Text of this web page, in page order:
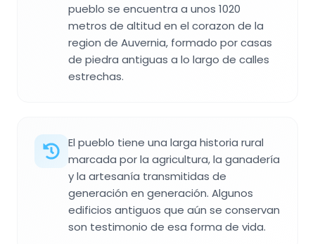
pueblo se encuentra a unos 1020
metros de altitud en el corazon de la
region de Auvernia, formado por casas
de piedra antiguas a lo largo de calles
estrechas.
El pueblo tiene una larga historia rural
marcada por la agricultura, la ganadería
y la artesanía transmitidas de
generación en generación. Algunos
edificios antiguos que aún se conservan
son testimonio de esa forma de vida.